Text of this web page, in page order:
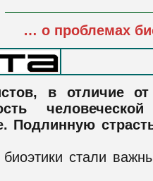
… о проблемах
в отличие
Подлинную
стали